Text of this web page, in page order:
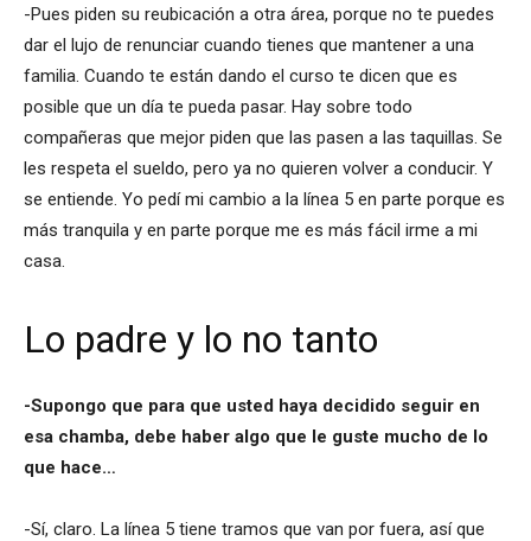
-Pues piden su reubicación a otra área, porque no te puedes
dar el lujo de renunciar cuando tienes que mantener a una
familia. Cuando te están dando el curso te dicen que es
posible que un día te pueda pasar. Hay sobre todo
compañeras que mejor piden que las pasen a las taquillas. Se
les respeta el sueldo, pero ya no quieren volver a conducir. Y
se entiende. Yo pedí mi cambio a la línea 5 en parte porque es
más tranquila y en parte porque me es más fácil irme a mi
casa.
Lo padre y lo no tanto
-Supongo que para que usted haya decidido seguir en
esa chamba, debe haber algo que le guste mucho de lo
que hace…
-Sí, claro. La línea 5 tiene tramos que van por fuera, así que